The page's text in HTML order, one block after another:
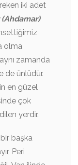
iki adet
olma
zamanda
de ünlüdür.
en güzel
çok
yerdir.
başka
Peri